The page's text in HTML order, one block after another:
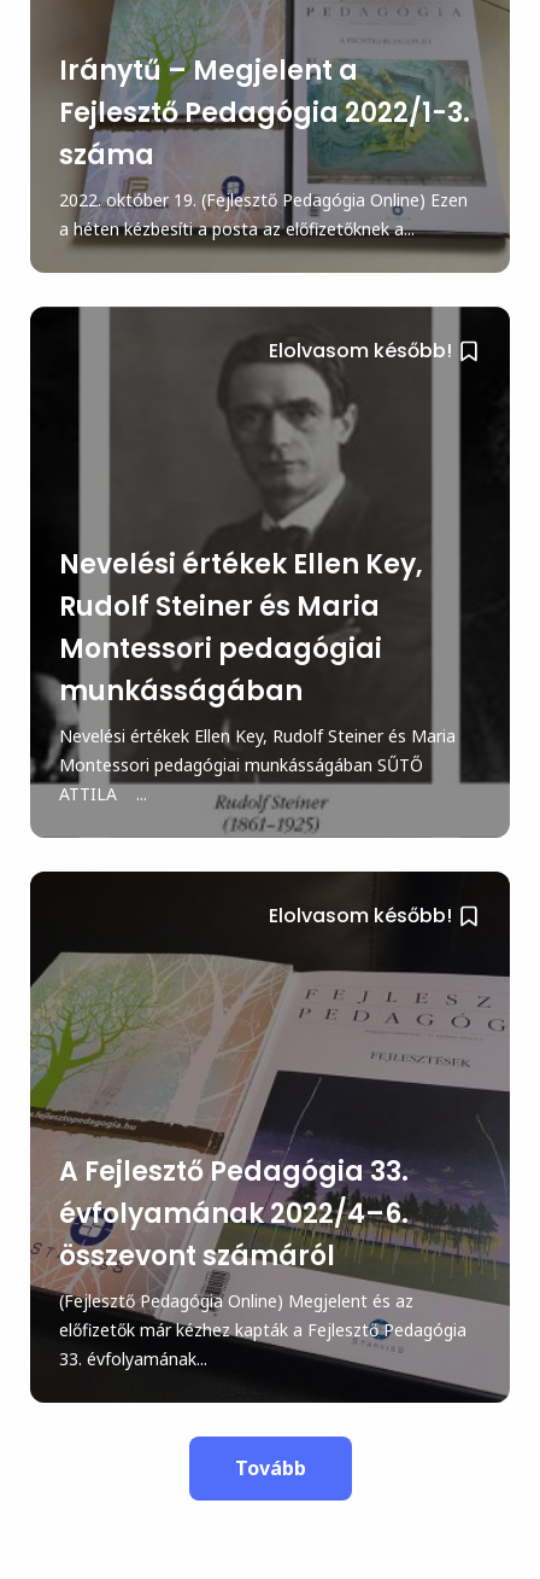
Iránytű – Megjelent a
Fejlesztő Pedagógia 2022/1-3.
száma
2022. október 19. (Fejlesztő Pedagógia Online) Ezen
a héten kézbesíti a posta az előfizetőknek a...
Elolvasom később!
Nevelési értékek Ellen Key,
Rudolf Steiner és Maria
Montessori pedagógiai
munkásságában
Nevelési értékek Ellen Key, Rudolf Steiner és Maria
Montessori pedagógiai munkásságában SŰTŐ
ATTILA ...
Elolvasom később!
A Fejlesztő Pedagógia 33.
évfolyamának 2022/4–6.
összevont számáról
(Fejlesztő Pedagógia Online) Megjelent és az
előfizetők már kézhez kapták a Fejlesztő Pedagógia
33. évfolyamának...
Tovább